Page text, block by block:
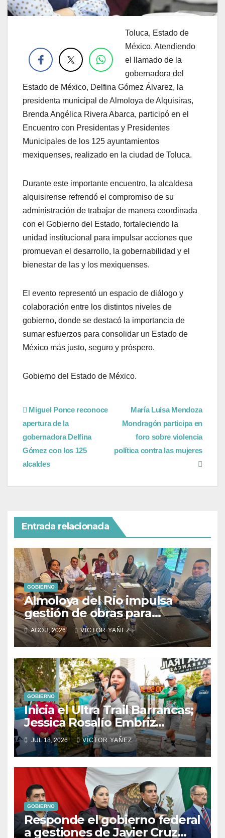
Toluca, Estado de
México. Atendiendo
el llamado de la
gobernadora del
Estado de México, Delfina Gómez Álvarez, la
presidenta municipal de Almoloya de Alquisiras,
Brenda Angélica Rivera Abarca, participó en el
Encuentro con Presidentas y Presidentes
Municipales de los 125 ayuntamientos
mexiquenses, realizado en la ciudad de Toluca.
Durante este importante encuentro, la alcaldesa
alquisirense refrendó el compromiso de su
administración de trabajar de manera coordinada
con el Gobierno del Estado, fortaleciendo la
unidad institucional para impulsar acciones que
promuevan el desarrollo, la gobernabilidad y el
bienestar de las y los mexiquenses.
El evento representó un espacio de diálogo y
colaboración entre los distintos niveles de
gobierno, donde se destacó la importancia de
sumar esfuerzos para consolidar un Estado de
México más justo, seguro y próspero.
Gobierno del Estado de México.
María Luisa Mendoza
Mondragón participa en
foro sobre violencia
política contra las mujeres
Miguel Ponce reconoce
apertura de la
gobernadora Delfina
Gómez con los 125
alcaldes
Entrada relacionada
GOBIERNO
Almoloya del Río impulsa
gestión de obras para
fortalecer el desarrollo del
municipio
AGO 3, 2026 VÍCTOR YAÑEZ
GOBIERNO
Inicia el Ultra Trail Barrancas;
Jessica Rosalío Embriz
impulsa el deporte y el
turismo en Ixtapan de la Sal
JUL 18, 2026 VÍCTOR YAÑEZ
GOBIERNO
Responde el gobierno federal
a gestiones de Javier Cruz